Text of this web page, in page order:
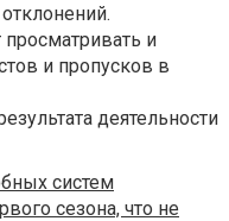
и
и пропусков в
деятельности
систем
сезона, что не